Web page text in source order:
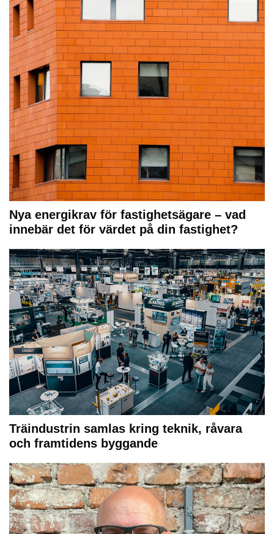
Nya energikrav för fastighetsägare – vad
innebär det för värdet på din fastighet?
Träindustrin samlas kring teknik, råvara
och framtidens byggande